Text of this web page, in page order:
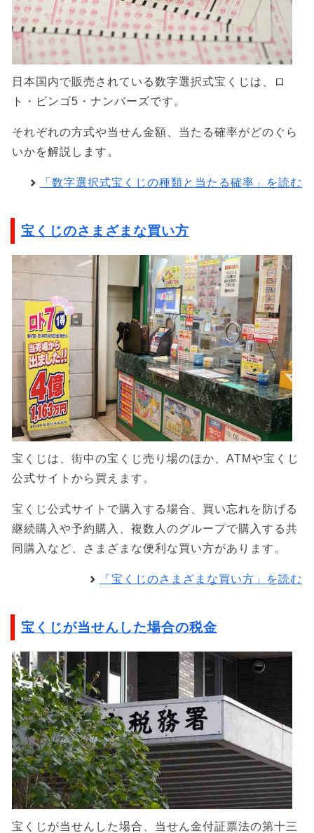
日本国内で販売されている数字選択式宝くじは、ロ
ト・ビンゴ5・ナンバーズです。
それぞれの方式や当せん金額、当たる確率がどのぐら
いかを解説します。
「数字選択式宝くじの種類と当たる確率」を読む
宝くじのさまざまな買い方
宝くじは、街中の宝くじ売り場のほか、ATMや宝くじ
公式サイトから買えます。
宝くじ公式サイトで購入する場合、買い忘れを防げる
継続購入や予約購入、複数人のグループで購入する共
同購入など、さまざまな便利な買い方があります。
「宝くじのさまざまな買い方」を読む
宝くじが当せんした場合の税金
宝くじが当せんした場合、当せん金付証票法の第十三